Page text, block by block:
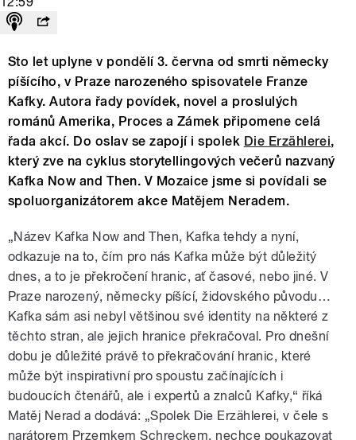
Sto let uplyne v pondělí 3. června od smrti německy
píšícího, v Praze narozeného spisovatele Franze
Kafky. Autora řady povídek, novel a proslulých
románů Amerika, Proces a Zámek připomene celá
řada akcí. Do oslav se zapojí i spolek Die Erzählerei,
který zve na cyklus storytellingových večerů nazvaný
Kafka Now and Then. V Mozaice jsme si povídali se
spoluorganizátorem akce Matějem Neradem.
„Název Kafka Now and Then, Kafka tehdy a nyní,
odkazuje na to, čím pro nás Kafka může být důležitý
dnes, a to je překročení hranic, ať časové, nebo jiné. V
Praze narozený, německy píšící, židovského původu…
Kafka sám asi nebyl většinou své identity na některé z
těchto stran, ale jejich hranice překračoval. Pro dnešní
dobu je důležité právě to překračování hranic, které
může být inspirativní pro spoustu začínajících i
budoucích čtenářů, ale i expertů a znalců Kafky,“ říká
Matěj Nerad a dodává: „Spolek Die Erzählerei, v čele s
narátorem Przemkem Schreckem, nechce poukazovat